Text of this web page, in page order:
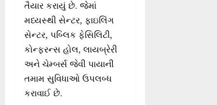
તૈયાર કરાયું છે. જેમાં
મધ્યસ્થી સેન્ટર, ફાઇલિંગ
સેન્ટર, પબ્લિક ફેસિલિટી,
કોન્ફરન્સ હોલ, લાયબ્રેરી
અને ચેમ્બર્સ જેવી પાયાની
તમામ સુવિધાઓ ઉપલબ્ધ
કરાવાઈ છે.